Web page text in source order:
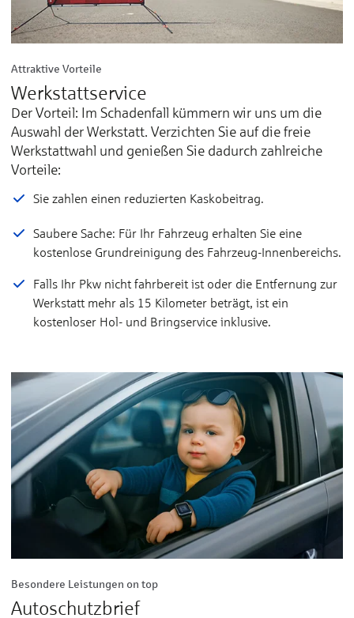
Attraktive Vorteile
Werkstattservice
Der Vorteil: Im Schadenfall kümmern wir uns um die
Auswahl der Werkstatt. Verzichten Sie auf die freie
Werkstattwahl und genießen Sie dadurch zahlreiche
Vorteile:
Sie zahlen einen reduzierten Kaskobeitrag.
Saubere Sache: Für Ihr Fahrzeug erhalten Sie eine
kostenlose Grundreinigung des Fahrzeug-Innenbereichs.
Falls Ihr Pkw nicht fahrbereit ist oder die Entfernung zur
Werkstatt mehr als 15 Kilometer beträgt, ist ein
kostenloser Hol- und Bringservice inklusive.
Besondere Leistungen on top
Autoschutzbrief